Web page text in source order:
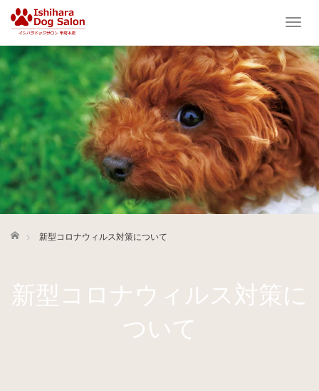
T
g
g
l
e
n
a
i
g
a
t
ホーム 新型コロナウィルス対策について
新型コロナウィルス対策に
ついて